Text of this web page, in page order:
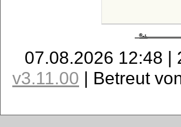
07.08.2026 12:48 |
v3.11.00 | Betreut